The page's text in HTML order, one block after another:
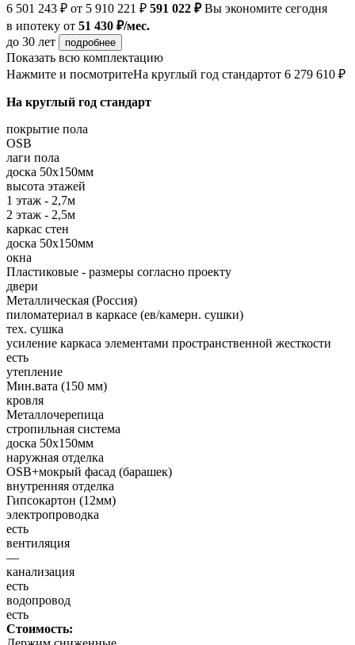
6 501 243 ₽ от 5 910 221 ₽ 591 022 ₽Вы экономите сегодня
в ипотеку от 51 430 ₽/мес.
до 30 лет
подробнее
Показать всю комплектацию
Нажмите и посмотритеНа круглый год стандартот 6 279 610 ₽
На круглый год стандарт
покрытие пола
OSB
лаги пола
доска 50х150мм
высота этажей
1 этаж - 2,7м
2 этаж - 2,5м
каркас стен
доска 50х150мм
окна
Пластиковые - размеры согласно проекту
двери
Металлическая (Россия)
пиломатериал в каркасе (ев/камерн. сушки)
тех. сушка
усиление каркаса элементами пространственной жесткости
есть
утепление
Мин.вата (150 мм)
кровля
Металлочерепица
стропильная система
доска 50х150мм
наружная отделка
OSB+мокрый фасад (барашек)
внутренняя отделка
Гипсокартон (12мм)
электропроводка
есть
вентиляция
—
канализация
есть
водопровод
есть
Стоимость: